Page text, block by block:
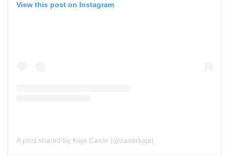
View this post on Instagram
A post shared by Kaja Casar (@casarkaja)